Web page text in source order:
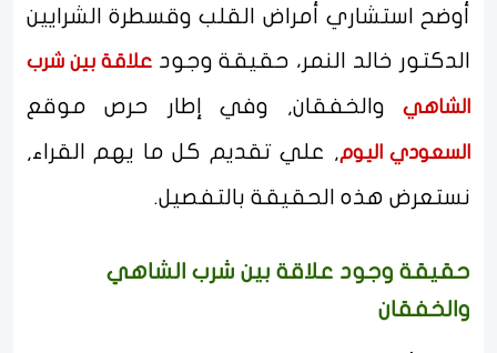
أوضح استشاري أمراض القلب وقسطرة الشرايين
الدكتور خالد النمر، حقيقة وجودعلاقة بين شرب
الشاهي والخفقان, وفي إطار حرص موقع
السعودي اليوم, علي تقديم كل ما يهم القراء,
نستعرض هذه الحقيقة بالتفصيل.
حقيقة وجود علاقة بين شرب الشاهي
والخفقان